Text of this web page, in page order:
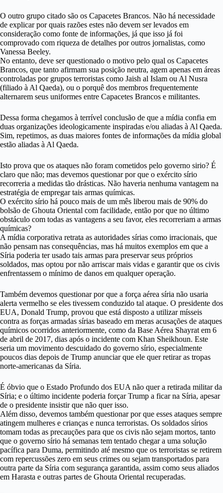
O outro grupo citado são os Capacetes Brancos. Não há necessidade
de explicar por quais razões estes não devem ser levados em
consideração como fonte de informações, já que isso já foi
comprovado com riqueza de detalhes por outros jornalistas, como
Vanessa Beeley.
No entanto, deve ser questionado o motivo pelo qual os Capacetes
Brancos, que tanto afirmam sua posição neutra, agem apenas em áreas
controladas por grupos terroristas como Jaish al Islam ou Al Nusra
(filiado à Al Qaeda), ou o porquê dos membros frequentemente
alternarem seus uniformes entre Capacetes Brancos e militantes.
Dessa forma chegamos à terrível conclusão de que a mídia confia em
duas organizações ideologicamente inspiradas e/ou aliadas à Al Qaeda.
Sim, repetimos, as duas maiores fontes de informações da mídia global
estão aliadas à Al Qaeda.
Isto prova que os ataques não foram cometidos pelo governo sirio? É
claro que não; mas devemos questionar por que o exército sírio
recorreria a medidas tão drásticas. Não haveria nenhuma vantagem na
estratégia de empregar tais armas químicas.
O exército sírio há pouco mais de um mês liberou mais de 90% do
bolsão de Ghouta Oriental com facilidade, então por que no último
obstáculo com todas as vantagens a seu favor, eles recorreriam a armas
químicas?
A mídia corporativa retrata as autoridades sírias como irracionais, que
não pensam nas consequências, mas há muitos exemplos em que a
Síria poderia ter usado tais armas para preservar seus próprios
soldados, mas optou por não arriscar mais vidas e garantir que os civis
enfrentassem o mínimo de danos em qualquer operação.
Também devemos questionar por que a força aérea síria não usaria
alerta vermelho se eles tivessem conduzido tal ataque. O presidente dos
EUA, Donald Trump, provou que está disposto a utilizar mísseis
contra as forças armadas sírias baseado em meras acusações de ataques
químicos ocorridos anteriormente, como da Base Aérea Shayrat em 6
de abril de 2017, dias após o incidente com Khan Sheikhoun. Este
seria um movimento descuidado do governo sírio, especialmente
poucos dias depois de Trump anunciar que ele quer retirar as tropas
norte-americanas da Síria.
É óbvio que o Estado Profundo dos EUA não quer a retirada militar da
Síria; e o último incidente poderia forçar Trump a ficar na Síria, apesar
de o presidente insistir que não quer isso.
Além disso, devemos também questionar por que esses ataques sempre
atingem mulheres e crianças e nunca terroristas. Os soldados sírios
tomam todas as precauções para que os civis não sejam mortos, tanto
que o governo sírio há semanas tem tentado chegar a uma solução
pacífica para Duma, permitindo até mesmo que os terroristas se retirem
com repercussões zero em seus crimes ou sejam transportados para
outra parte da Síria com segurança garantida, assim como seus aliados
em Harasta e outras partes de Ghouta Oriental recuperadas.